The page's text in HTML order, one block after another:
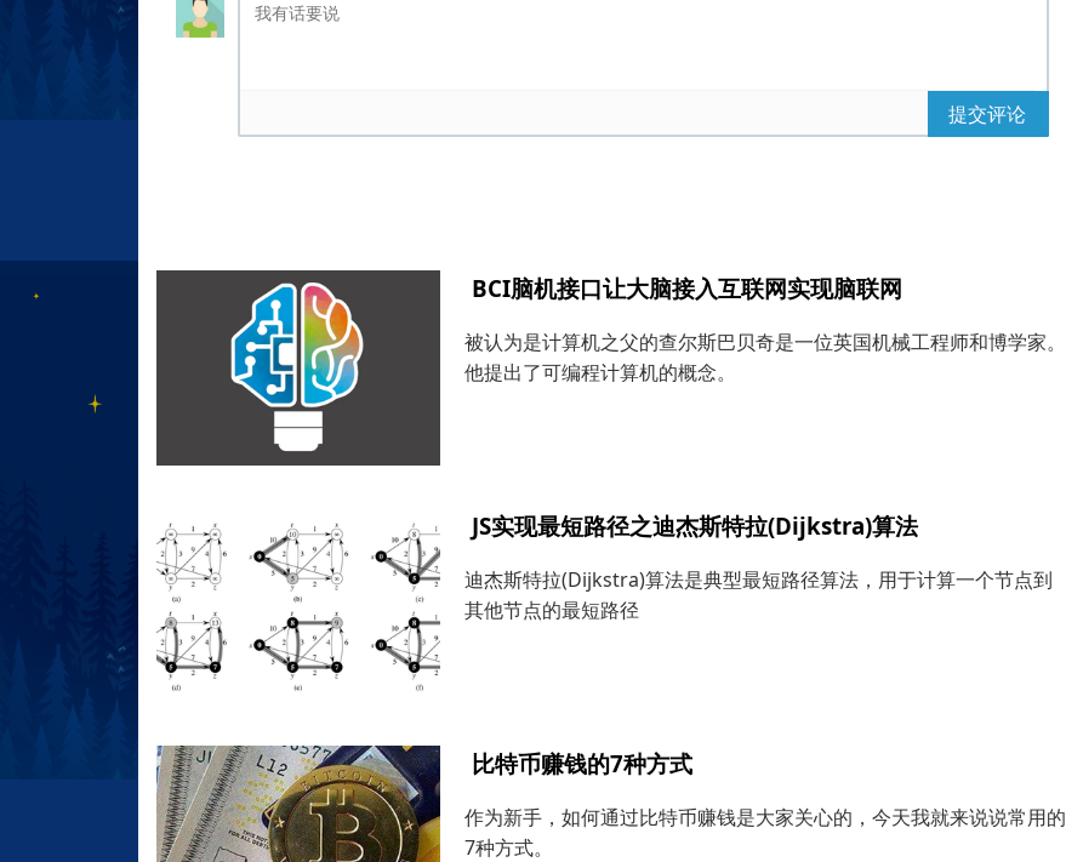
提交评论
BCI脑机接口让大脑接入互联网实现脑联网
被认为是计算机之父的查尔斯巴贝奇是一位英国机械工程师和博学家。
他提出了可编程计算机的概念。
JS实现最短路径之迪杰斯特拉(Dijkstra)算法
迪杰斯特拉(Dijkstra)算法是典型最短路径算法，用于计算一个节点到
其他节点的最短路径
比特币赚钱的7种方式
作为新手，如何通过比特币赚钱是大家关心的，今天我就来说说常用的
7种方式。